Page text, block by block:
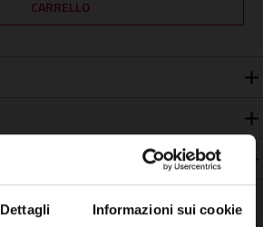
Dettagli Informazioni sui cookie